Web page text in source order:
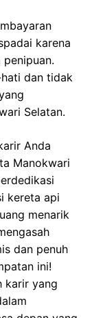
karena
dan tidak
Selatan.
Anda
Manokwari
kereta api
menarik
dan penuh
ini!
karir yang